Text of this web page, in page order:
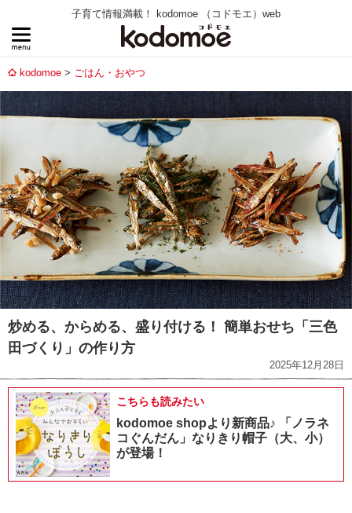
子育て情報満載！ kodomoe （コドモエ）web
kodomoe ごはん・おやつ
炒める、からめる、盛り付ける！ 簡単おせち「三色
田づくり」の作り方
2025年12月28日
こちらも読みたい
kodomoe shopより新商品♪ 「ノラネ
コぐんだん」なりきり帽子（大、小）
が登場！